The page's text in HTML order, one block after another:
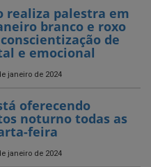
realiza palestra em
branco e roxo
de
e emocional
janeiro de 2024
oferecendo
noturno todas as
feira
janeiro de 2024